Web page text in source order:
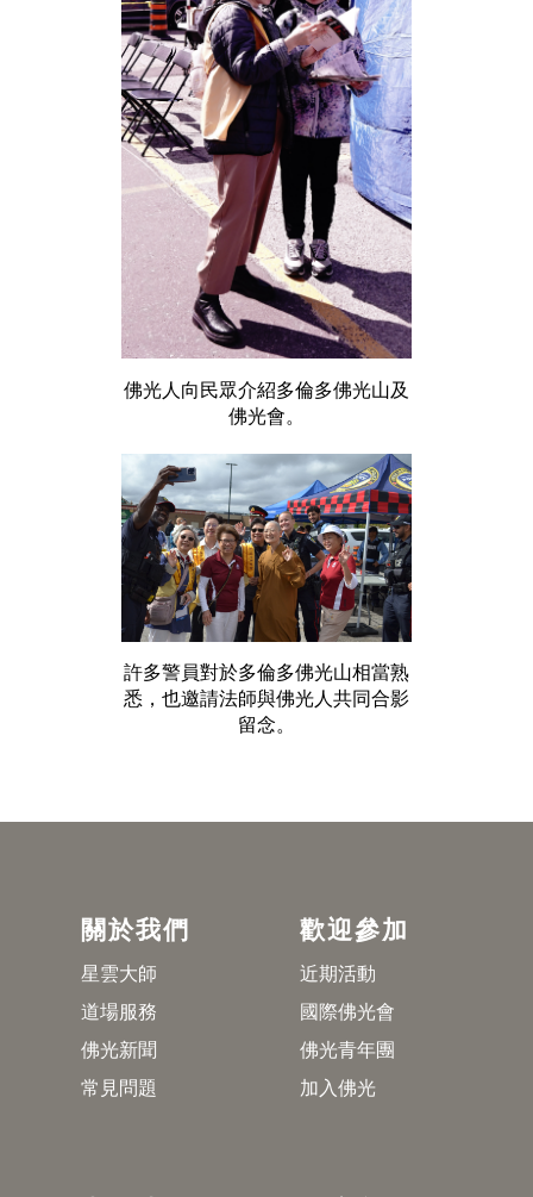
佛光人向民眾介紹多倫多佛光山及
佛光會。
許多警員對於多倫多佛光山相當熟
悉，也邀請法師與佛光人共同合影
留念。
關於我們
星雲大師
道場服務
佛光新聞
常見問題
歡迎參加
近期活動
國際佛光會
佛光青年團
加入佛光